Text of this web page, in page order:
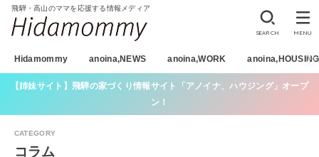
飛騨・高山のママを応援する情報メディア
Hidamommy anoina,NEWS anoina,WORK anoina,HOUSING
SEARCH MENU
【姉妹サイト】飛騨の家づくり情報サイト「アノイナ、ハウジング」オープ
ン！
コラム